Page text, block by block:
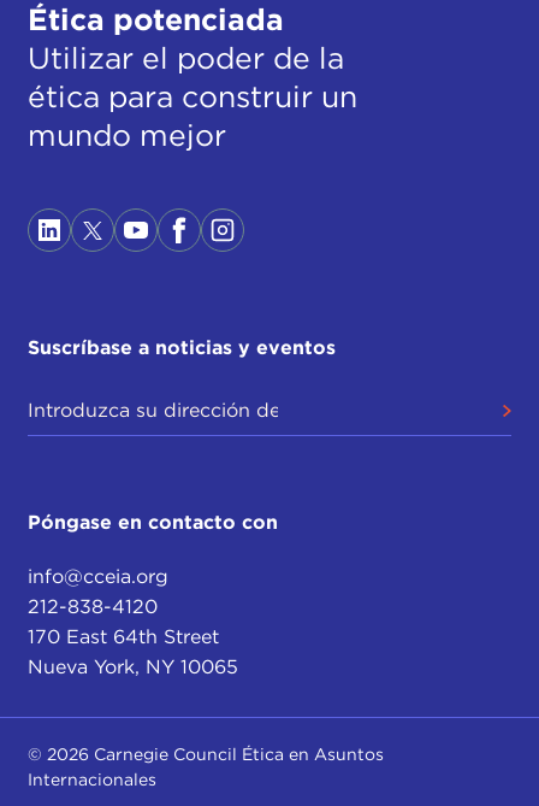
Ética potenciada
Utilizar el poder de la
ética para construir un
mundo mejor
Suscríbase a noticias y eventos
Póngase en contacto con
info@cceia.org
212-838-4120
170 East 64th Street
Nueva York, NY 10065
© 2026 Carnegie Council Ética en Asuntos
Internacionales